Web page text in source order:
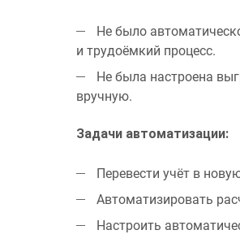
Не было
и трудоёмкий процесс.
Не была настроена
вручную.
Задачи автоматизации:
Перевести учёт в
Автоматизировать
Настроить